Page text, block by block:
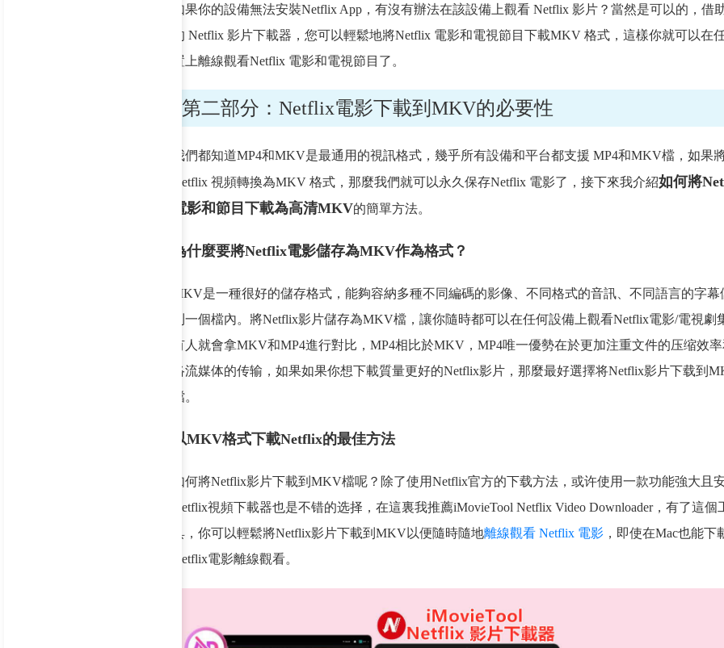
如果你的設備無法安裝Netflix App，有沒有辦法在該設備上觀看 Netflix 影片？當然是可以的，借
的 Netflix 影片下載器，您可以輕鬆地將Netflix 電影和電視節目下載MKV 格式，這樣你就可以在
置上離線觀看Netflix 電影和電視節目了。
第二部分：Netflix電影下載到MKV的必要性
我們都知道MP4和MKV是最通用的視訊格式，幾乎所有設備和平台都支援 MP4和MKV檔，如果
Netflix 視頻轉換為MKV 格式，那麼我們就可以永久保存Netflix 電影了，接下來我介紹如何將
電影和節目下載為高清MKV的簡單方法。
為什麼要將Netflix電影儲存為MKV作為格式？
MKV是一種很好的儲存格式，能夠容納多種不同編碼的影像、不同格式的音訊、不同語言的字幕
到一個檔內。將Netflix影片儲存為MKV檔，讓你隨時都可以在任何設備上觀看Netflix電影/電視劇
有人就會拿MKV和MP4進行對比，MP4相比於MKV，MP4唯一優勢在於更加注重文件的压缩效
络流媒体的传输，如果如果你想下載質量更好的Netflix影片，那麼最好選擇将Netflix影片下载到
檔。
以MKV格式下載Netflix的最佳方法
如何將Netflix影片下載到MKV檔呢？除了使用Netflix官方的下载方法，或许使用一款功能強大且
Netflix視頻下載器也是不错的选择，在這裏我推薦iMovieTool Netflix Video Downloader，有了這個
具，你可以輕鬆將Netflix影片下載到MKV以便隨時隨地離線觀看 Netflix 電影 ，即使在Mac也能下
Netflix電影離線觀看。